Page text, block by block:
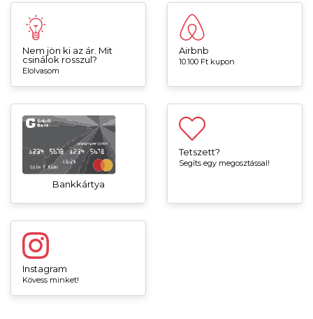
Nem jön ki az ár. Mit
csinálok rosszul?
Elolvasom
Airbnb
10.100 Ft kupon
Bankkártya
Tetszett?
Segíts egy megosztással!
Instagram
Kövess minket!